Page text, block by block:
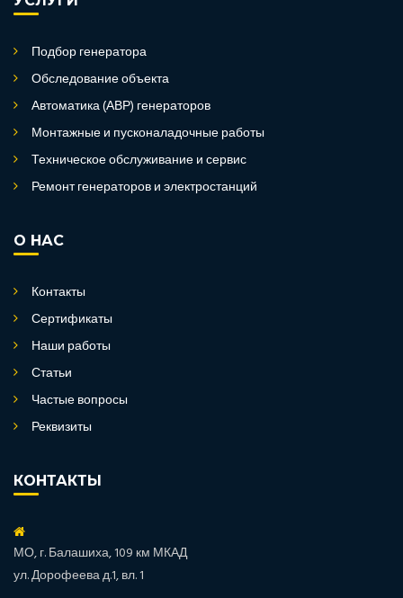
Подбор генератора
Обследование объекта
Автоматика (АВР) генераторов
Монтажные и пусконаладочные работы
Техническое обслуживание и сервис
Ремонт генераторов и электростанций
О НАС
Контакты
Сертификаты
Наши работы
Статьи
Частые вопросы
Реквизиты
КОНТАКТЫ
МО, г. Балашиха, 109 км МКАД
ул. Дорофеева д.1, вл. 1